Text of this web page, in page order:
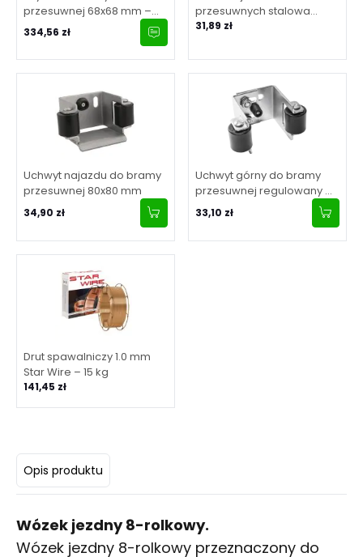
przesuwnej 68x68 mm –
długość 6 m
334,56 zł
przesuwnych stalowa
70/80 mm
31,89 zł
Uchwyt najazdu do bramy
przesuwnej 80x80 mm
34,90 zł
Uchwyt górny do bramy
przesuwnej regulowany w
zakresie 55-90 mm
33,10 zł
Drut spawalniczy 1.0 mm
Star Wire – 15 kg
141,45 zł
Opis produktu
Wózek jezdny 8-rolkowy.
Wózek jezdny 8-rolkowy przeznaczony do